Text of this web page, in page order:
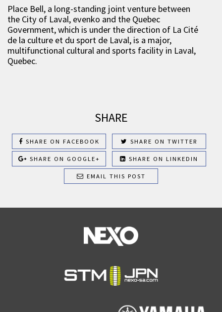
Place Bell, a long-standing joint venture between
the City of Laval, evenko and the Quebec
Government, which is under the direction of La Cité
de la culture et du sport de Laval, is a major,
multifunctional cultural and sports facility in Laval,
Quebec.
SHARE
SHARE ON FACEBOOK SHARE ON TWITTER
SHARE ON GOOGLE+ SHARE ON LINKEDIN
EMAIL THIS POST